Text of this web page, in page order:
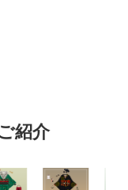
紹介